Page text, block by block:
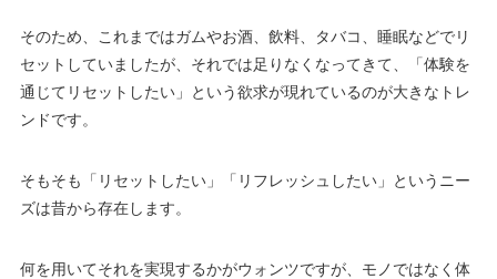
そのため、これまではガムやお酒、飲料、タバコ、睡眠などでリ
セットしていましたが、それでは足りなくなってきて、「体験を
通じてリセットしたい」という欲求が現れているのが大きなトレ
ンドです。
そもそも「リセットしたい」「リフレッシュしたい」というニー
ズは昔から存在します。
何を用いてそれを実現するかがウォンツですが、モノではなく体